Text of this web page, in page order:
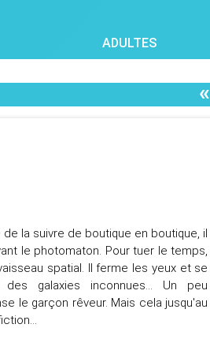
ADULTES
«
la suivre de boutique en boutique, il
le photomaton. Pour tuer le temps,
spatial. Il ferme les yeux et se
galaxies inconnues... Un peu
le garçon rêveur. Mais cela jusqu'au